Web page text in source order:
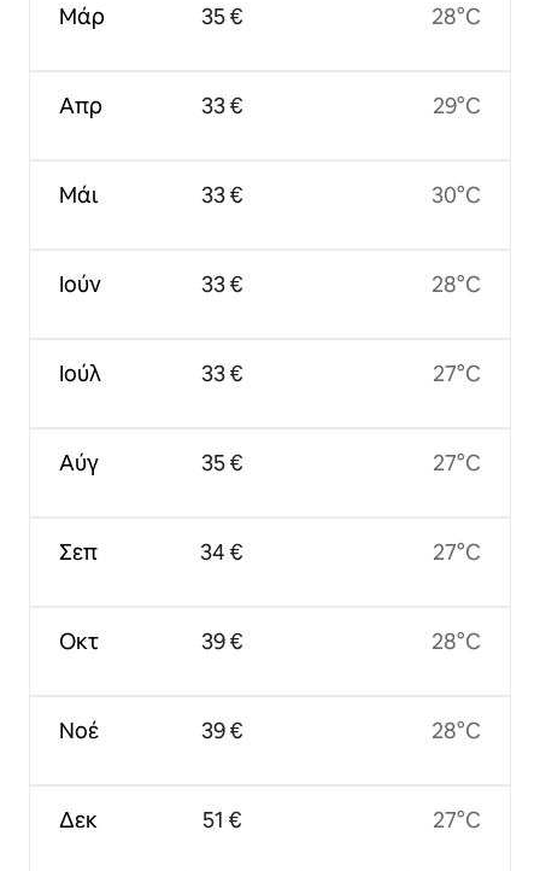
Μάρ
Απρ
Μάι
Ιούν
Ιούλ
Αύγ
Σεπ
Οκτ
Νοέ
Δεκ
35 €
33 €
33 €
33 €
33 €
35 €
34 €
39 €
39 €
51 €
28°C
29°C
30°C
28°C
27°C
27°C
27°C
28°C
28°C
27°C